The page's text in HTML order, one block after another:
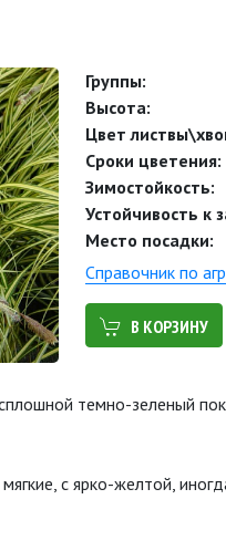
Группы:
Высота:
Цвет
Cроки цветения:
Зимостойкость:
Устойчивость к
Место посадки:
Cправочник по
В КОРЗИНУ
темно-зеленый
с ярко-желтой,